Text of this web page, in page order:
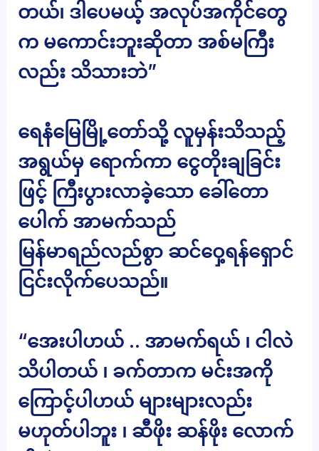
တယ်၊ ဒါပေမယ့် အလုပ်အကိုင်တွေ
က မကောင်းဘူးဆိုတာ အစ်မကြီး
လည်း သိသားဘဲ”
ရေနံမြေမြို့တော်သို့ လူမှန်းသိသည့်
အရွယ်မှ ရောက်ကာ ငွေတိုးချခြင်း
ဖြင့် ကြီးပွားလာခဲ့သော ခေါ်တော
ပေါက် အာမက်သည်
မြန်မာရည်လည်စွာ ဆင်ဝှေ့ရန်ရှောင်
ငြင်းလိုက်ပေသည်။
“အေးပါဟယ် .. အာမက်ရယ် ၊ ငါလဲ
သိပါတယ် ၊ ခက်တာက မင်းအကို
ကြောင့်ပါဟယ် များများလည်း
မဟုတ်ပါဘူး ၊ ဆီဖိုး ဆန်ဖိုး လောက်